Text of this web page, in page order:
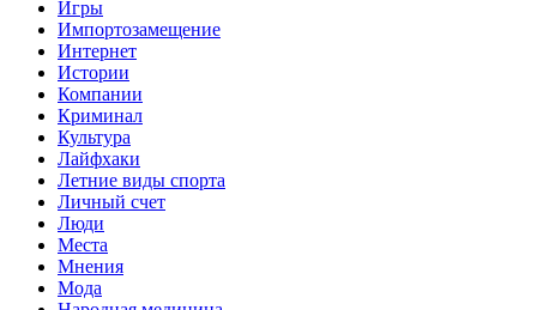
Игры
Импортозамещение
Интернет
Истории
Компании
Криминал
Культура
Лайфхаки
Летние виды спорта
Личный счет
Люди
Места
Мнения
Мода